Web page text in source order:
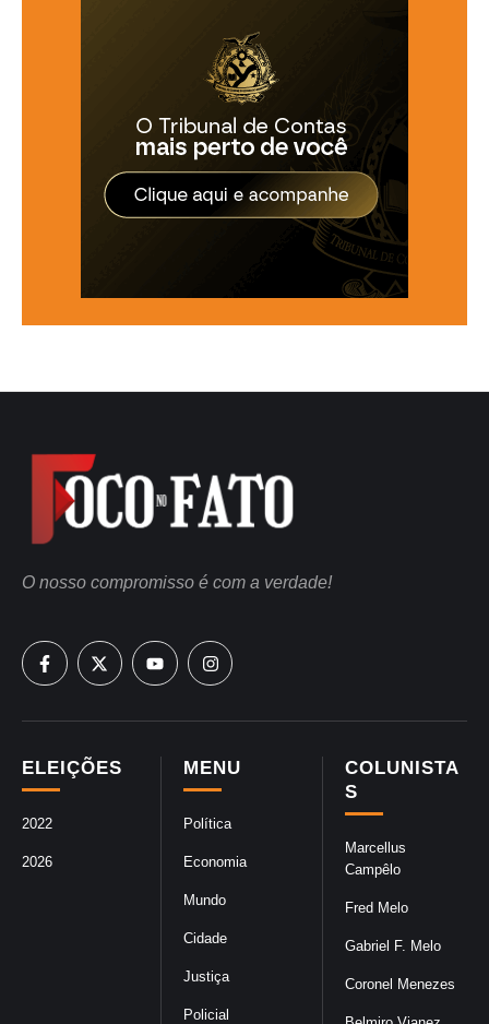
COLUNISTA
S
Marcellus
Campêlo
Fred Melo
Gabriel F. Melo
Coronel Menezes
MENU
Política
Economia
Mundo
Cidade
Justiça
Policial
ELEIÇÕES
2022
2026
O nosso compromisso é com a verdade!